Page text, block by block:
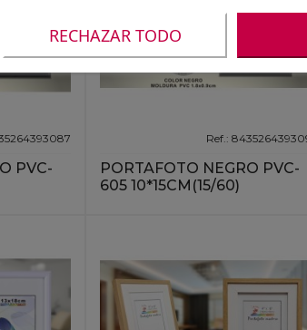
PVC-
Ref.:
PORTAFOTO NEGRO PVC-
605 10*15CM(15/60)
RECHAZAR TODO